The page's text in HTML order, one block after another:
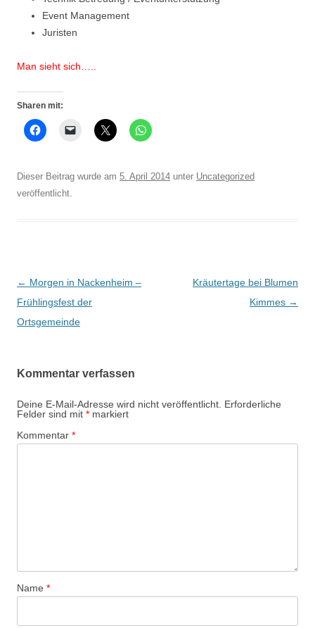
Event Management
Juristen
Man sieht sich…..
Sharen mit:
Dieser Beitrag wurde am 5. April 2014 unter Uncategorized
veröffentlicht.
Beitrags-
Navigation
← Morgen in Nackenheim –
Frühlingsfest der
Ortsgemeinde
Kräutertage bei Blumen
Kimmes →
Kommentar verfassen
Deine E-Mail-Adresse wird nicht veröffentlicht. Erforderliche
Felder sind mit * markiert
Kommentar *
Name *